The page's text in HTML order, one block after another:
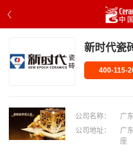
新时代瓷
400-115-
公司名称：
广
公司地址：
广
座